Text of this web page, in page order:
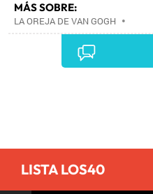
MÁS SOBRE:
LA OREJA DE VAN GOGH •
LISTA LOS40